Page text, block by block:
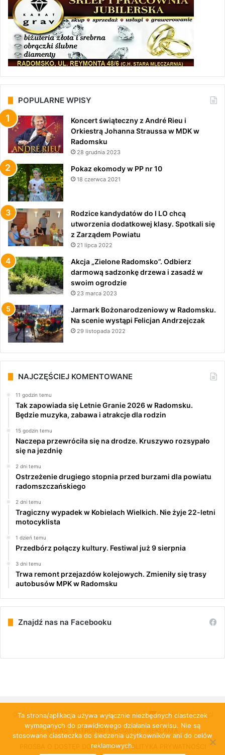
POPULARNE WPISY
Koncert świąteczny z André Rieu i
Orkiestrą Johanna Straussa w MDK w
Radomsku
28 grudnia 2023
Pokaz ekomody w PP nr 10
18 czerwca 2021
Rodzice kandydatów do I LO chcą
utworzenia dodatkowej klasy. Spotkali się
z Zarządem Powiatu
21 lipca 2022
Akcja „Zielone Radomsko”. Odbierz
darmową sadzonkę drzewa i zasadź w
swoim ogrodzie
23 marca 2023
Jarmark Bożonarodzeniowy w Radomsku.
Na scenie wystąpi Felicjan Andrzejczak
29 listopada 2022
NAJCZĘŚCIEJ KOMENTOWANE
11 godzin temu
Tak zapowiada się Letnie Granie 2026 w Radomsku.
Będzie muzyka, zabawa i atrakcje dla rodzin
15 godzin temu
Naczepa przewróciła się na drodze. Kruszywo rozsypało
się na jezdnię
2 dni temu
Ostrzeżenie drugiego stopnia przed burzami dla powiatu
radomszczańskiego
2 dni temu
Tragiczny wypadek w Kobielach Wielkich. Nie żyje 22-letni
motocyklista
1 dzień temu
Przedbórz połączy kultury. Festiwal już 9 sierpnia
3 dni temu
Trwa remont przejazdów kolejowych. Zmieniły się trasy
autobusów MPK w Radomsku
Znajdź nas na Facebooku
© Copyright 2026, All Rights Reserved | PulsRadomska.pl
O NAS PATRONAT MEDIALNY
REKLAMA
PROŚBA O DOSTĘP DO DANYCH
POLITYKA PRYWATNOŚCI
Ta strona/aplikacja używa wyłącznie niezbędnych ciasteczek
wymaganych do prawidłowego działania serwisu. Nie są
stosowane ciasteczka do śledzenia użytkowników ani do celów
reklamowych.